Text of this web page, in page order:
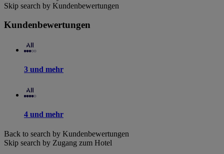
Skip search by Kundenbewertungen
Kundenbewertungen
3 und mehr
4 und mehr
Back to search by Kundenbewertungen
Skip search by Zugang zum Hotel